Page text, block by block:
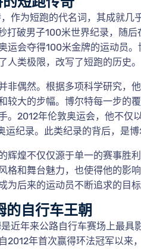
，作为短跑的代名词，其成就
打破男子100米世界纪录，随
运会夺得100米金牌的运动员
人类极限，改写了短跑的历史。
非偶然。根据多项科学研究，
较大的步幅。博尔特每一步的
。2012年伦敦奥运会，他不仅
运纪录。此类纪录的背后，是
辉煌不仅仅源于单一的赛事胜
格和舞台魅力，也使得他的影
为后来的运动员不断追求的目
的自行车王朝
是近年来公路自行车赛场上最
2012年首次赢得环法冠军以来